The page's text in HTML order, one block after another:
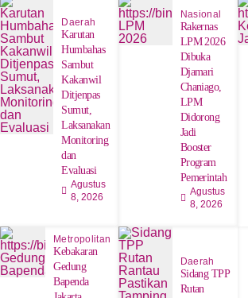
Daerah
Karutan
Humbahas
Sambut
Kakanwil
Ditjenpas
Sumut,
Laksanakan
Monitoring
dan
Evaluasi
Agustus
8, 2026
Nasional
Rakernas
LPM 2026
Dibuka
Djamari
Chaniago,
LPM
Didorong
Jadi
Booster
Program
Pemerintah
Agustus
8, 2026
Metropolitan
Kebakaran
Gedung
Bapenda
Daerah
Sidang TPP
Rutan